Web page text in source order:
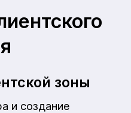
зоны
и создание